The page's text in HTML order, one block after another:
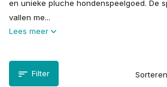
en unieke pluche hondenspeelgoed. De
vallen me...
Lees meer
Filter